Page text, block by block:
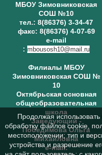
МБОУ Зимовниковская
СОШ №10
тел.: 8(86376) 3-34-47
факс: 8(86376) 4-07-69
e-mail
: mbousosh10@mail.ru
Филиалы МБОУ
Зимовниковская СОШ №
10
Октябрьская основная
общеобразовательная
школа
Заведующий-
Победимова Ольга
Михайловна
e-mail:
Продолжая
обработку файлов cookie,
местоположении; тип и
устройства и разрешение